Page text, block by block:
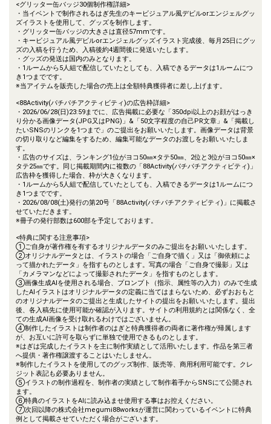
<グリッター缶バッジ30個制作権詳細>
・当イベントで制作されるはぎ先生のキービジュアル風デビルorエンジェルグッ
ズイラストを使用して、グッズを制作します。
・グリッター缶バッジの大きさは直径57mmです。
・キービジュアル風デビルorエンジェルグッズイラスト完成後、毎月25日にグッ
ズの入稿を行うため、入稿後約4週間後に発送いたします。
・グッズの発送は国内のみとなります。
・1ルームから5人組で配信していたとしても、入稿できるデータは1ルームにつ
き1つまでです。
※当アイテムを販売した場合の売上は全額特典獲得者に差し上げます。
<88Activity(パチパチアクティビティ)の広告枠詳細>
・2026/06/28(日)23:59までに、広告掲載に必要な「350dpi以上のお顔がはっき
り分かる画像データ(JPG又はPNG)」&「50文字程度の自己PR文章」&「掲載し
たいSNSのリンクを1つまで」のご提出をお願いいたします。画像データは背景
の切り取りなど編集をするため、編集可能なデータのお渡しをお願いいたしま
す。
・広告のサイズは、ランキング1位がヨコ50㎜×タテ50㎜、2位と3位がヨコ50㎜×
タテ25㎜です。同じ掲載期間内に複数の「88Activity(パチパチアクティビティ)」
広告枠を獲得した場合、枠が大きくなります。
・1ルームから5人組で配信していたとしても、入稿できるデータは1ルームにつ
き1つまでです。
・2026/08/08(土)発行の第20号「88Activity(パチパチアクティビティ)」に掲載さ
せていただきます。
※冊子の発行部数は600部を予定しております。
<特典に関する注意事項>
①ご自身が著作権を有するオリジナルデータのみご提出をお願いいたします。
②オリジナルデータとは、イラストの場合「ご自身で描く」又は「御依頼によ
って描かれたデータ」を指すものとします。写真の場合「ご自身で撮影」又は
「カメラマンなどによって撮影されたデータ」を指すものとします。
③画像生成AIを使用される場合、プロンプト（指示、属性等の入力）のみで生成
したAIイラストはオリジナルデータの定義に当てはまらないため、必ずおおもと
のオリジナルデータのご提出と生成したサイトの提出をお願いいたします。提出
後、各入稿先に使用可能か確認が入ります。サイトの利用規約とは関係なく、全
ての生成AI画像を受け取れるわけではございません。
④制作したイラストは制作者のはぎと特典獲得者の両者に著作権が帰属します
が、お互いに許可を取らずに単独で使用できるものとします。
※はぎは完成したイラストを主に制作実績として活用いたします。作品を第三者
へ提供・著作権譲渡することはいたしません。
※制作したイラストを使用してのグッズ制作、販売等、商用利用可能です。クレ
ジット表記も必要ありません。
⑤イラストの制作過程を、制作者の実績として制作着手からSNSにて公開され
ます。
⑥特典のイラストをAIに読み込ませ使用する事はお控えください。
⑦次回以降の株式会社megumi88worksが運営に関わっているイベントに特典
例として掲載させていただく場合がございます。